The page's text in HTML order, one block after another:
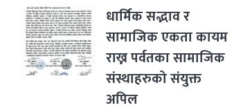
धार्मिक सद्भाव र
सामाजिक एकता कायम
राख्न पर्वतका सामाजिक
संस्थाहरुको संयुक्त
अपिल